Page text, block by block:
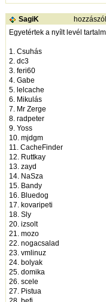
SagiK
Egyetértek a nyílt levél
1. Csuhás
2. dc3
3. feri60
4. Gabe
5. lelcache
6. Mikulás
7. Mr Zerge
8. radpeter
9. Yoss
10. mjdgm
11. CacheFinder
12. Ruttkay
13. zayd
14. NaSza
15. Bandy
16. Bluedog
17. kovaripeti
18. Sly
20. izsolt
21. mozo
22. nogacsalad
23. vmlinuz
24. bolyak
25. domika
26. scele
27. Pistua